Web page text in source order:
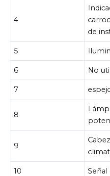
4
de
5
6 No
7
8
9
10 Señal